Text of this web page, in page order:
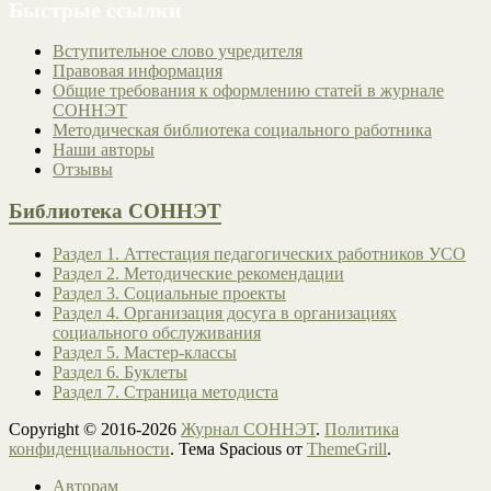
Вступительное слово учредителя
Правовая информация
Общие требования к оформлению статей в журнале
СОННЭТ
Методическая библиотека социального работника
Наши авторы
Отзывы
Библиотека СОННЭТ
Раздел 1. Аттестация педагогических работников УСО
Раздел 2. Методические рекомендации
Раздел 3. Социальные проекты
Раздел 4. Организация досуга в организациях
социального обслуживания
Раздел 5. Мастер-классы
Раздел 6. Буклеты
Раздел 7. Страница методиста
Copyright © 2016-2026 Журнал СОННЭТ. Политика
конфиденциальности. Тема Spacious от ThemeGrill.
Авторам